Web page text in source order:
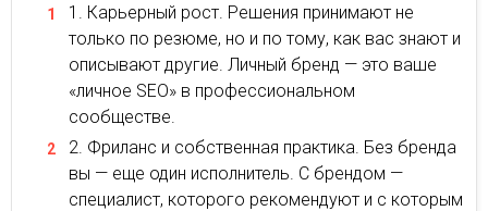
Карьерный рост. Решения принимают не
только по резюме, но и по тому, как вас знают и
описывают другие. Личный бренд — это ваше
«личное SEO» в профессиональном
сообществе.
Фриланс и собственная практика. Без бренда
вы — еще один исполнитель. С брендом —
специалист, которого рекомендуют и с которым